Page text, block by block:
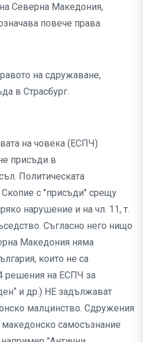
Северна Македония,
повече права.
на сдружаване,
в Страсбург.
на човека (ЕСПЧ)
присъди в
Политическата
Скопие с "присъди" срещу
нарушение и на чл. 11, т.
Съгласно него нищо
Македония няма
които не са
решения на ЕСПЧ за
и др.) НЕ задължават
малцинство. Сдружения
самосъзнание